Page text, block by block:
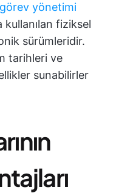
görev yönetimi
kullanılan fiziksel
sürümleridir.
tarihleri ve
sunabilirler